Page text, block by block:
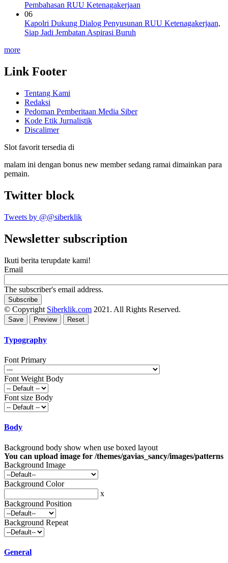
Pembahasan RUU Ketenagakerjaan
06
Kapolri Dukung Dialog Penyusunan RUU Ketenagakerjaan,
Siap Jadi Jembatan Aspirasi Buruh
more
Link Footer
Tentang Kami
Redaksi
Pedoman Pemberitaan Media Siber
Kode Etik Jurnalistik
Discalimer
Slot favorit tersedia di
malam ini dengan bonus new member sedang ramai dimainkan para
pemain.
Twitter block
Tweets by @@siberklik
Newsletter subscription
Ikuti berita terupdate kami!
Email
The subscriber's email address.
© Copyright Siberklik.com 2021. All Rights Reserved.
Typography
Font Primary
Font Weight Body
Font size Body
Body
Background body show when use boxed layout
You can upload image for /themes/gavias_sancy/images/patterns
Background Image
Background Color
x
Background Position
Background Repeat
General